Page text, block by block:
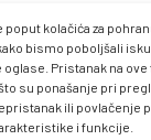
kolačića za
bismo poboljšali
Pristanak na
su ponašanje pri
ili povlačenje
i funkcije.